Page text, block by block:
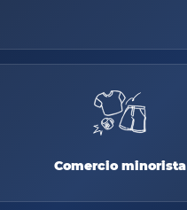
Comercio minorista